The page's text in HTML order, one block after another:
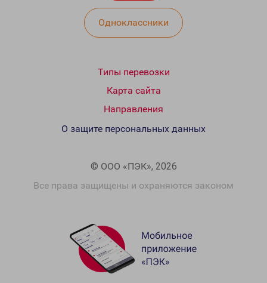
Одноклассники
Типы перевозки
Карта сайта
Направления
© ООО «ПЭК», 2026
Все права защищены и охраняются законом
О защите персональных данных